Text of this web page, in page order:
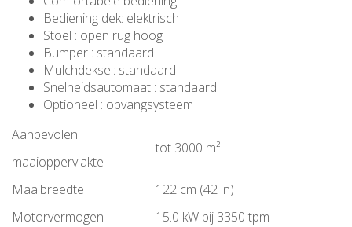
Bediening dek: elektrisch
Stoel : open rug hoog
Bumper : standaard
Mulchdeksel: standaard
Snelheidsautomaat : standaard
Optioneel : opvangsysteem
Aanbevolen
maaioppervlakte
tot 3000 m²
Maaibreedte
122 cm (42 in)
Motorvermogen
15.0 kW bij 3350 tpm